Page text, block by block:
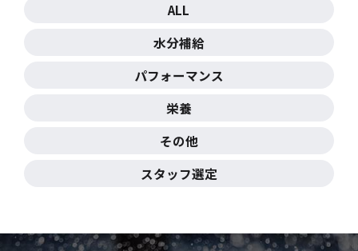
ALL
水分補給
パフォーマンス
栄養
その他
スタッフ選定